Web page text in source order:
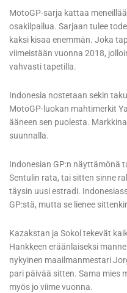
MotoGP-sarja kattaa
osakilpailua. Sarjaan tulee
kaksi kisaa enemmän. Joka
viimeistään vuonna 2018,
vahvasti tapetilla.
Indonesia nostetaan sekin
MotoGP-luokan mahtimerkit
ääneen sen puolesta.
suunnalla.
Indonesian GP:n näyttämönä
Sentulin rata, tai sitten sinne
täysin uusi estradi.
GP:stä, mutta se lienee
Kazakstan ja Sokol tekevät
Hankkeen eräänlaiseksi
nykyinen maailmanmestari
pari päivää sitten. Sama mies
myös jo viime vuonna.